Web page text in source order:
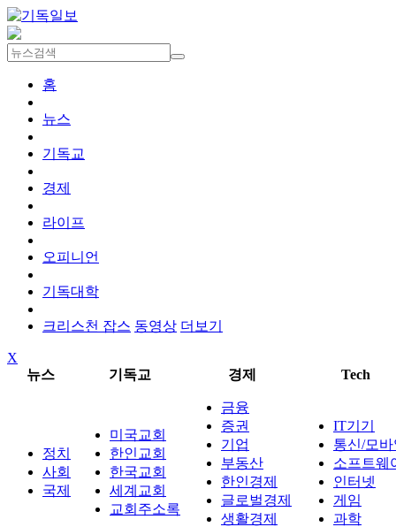
홈
뉴스
기독교
경제
라이프
오피니언
기독대학
크리스천 잡스 동영상 더보기
X
뉴스
기독교 경제 Tech
정치
사회
국제
미국교회
한인교회
한국교회
세계교회
교회주소록
금융
증권
기업
부동산
한인경제
글로벌경제
생활경제
IT기기
통신/모
소프트웨
인터넷
게임
과학